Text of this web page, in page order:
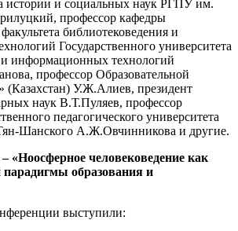
истории и социальных наук РГПУ им.
профессор кафедры
библиотековедения и
Государственного университета
и информационных технологий
профессор Образовательной
(Казахстан) У.Ж.Алиев, президент
наук В.Т.Пуляев, профессор
педагогического университета
Шанского А.Ж.Овчинникова и другие.
«Ноосферное человековедение как
парадигмы образования и
выступили: